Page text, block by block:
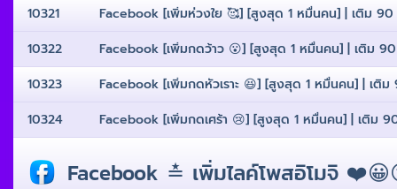
10321
Facebook [เพิ่มห่วงใย 🥰] [สูงสุด 1 หมื่นคน] | เติม
10322
Facebook [เพิ่มกดว้าว 😮] [สูงสุด 1 หมื่นคน] | เติม
10323
Facebook [เพิ่มกดหัวเราะ 😆] [สูงสุด 1 หมื่นคน] | เติ
10324
Facebook [เพิ่มกดเศร้า 😢] [สูงสุด 1 หมื่นคน] | เติม
Facebook ≛ เพิ่มไลค์โพสอิโมจิ